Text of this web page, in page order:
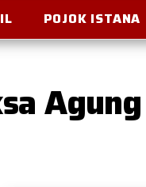
POJOK ISTANA
Agung